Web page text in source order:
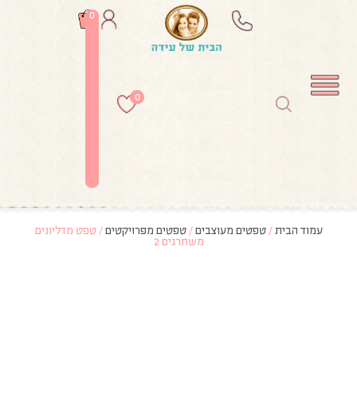
0
0
עמוד הבית/טפטים מעוצבים/טפטים מפרויקטים/ טפט מדליונים
משתרגים 2